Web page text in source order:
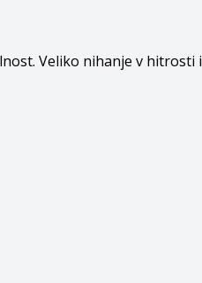
Veliko nihanje v hitrosti